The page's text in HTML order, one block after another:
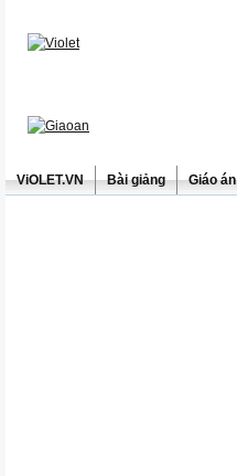
ViOLET.VN Bài giảng Giáo án